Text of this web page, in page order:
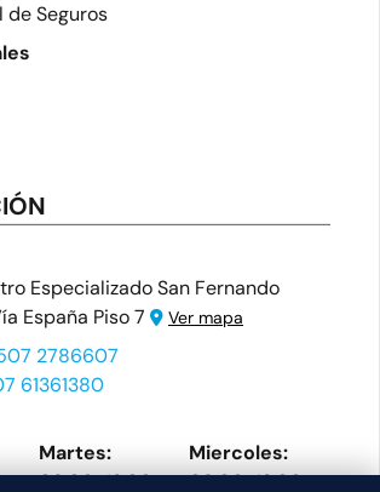
de Seguros
Especializado San Fernando
España Piso 7 Ver mapa
2786607
61361380
Martes:
09:00-13:00
Miercoles:
09:00-13:00